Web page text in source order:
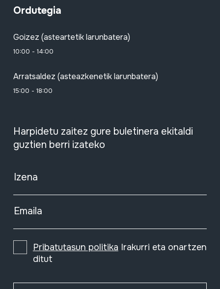
Ordutegia
Goizez (asteartetik larunbatera)
10:00 - 14:00
Arratsaldez (asteazkenetik larunbatera)
15:00 - 18:00
Harpidetu zaitez gure buletinera ekitaldi
guztien berri izateko
Izena
Emaila
Pribatutasun politika Irakurri eta onartzen
ditut